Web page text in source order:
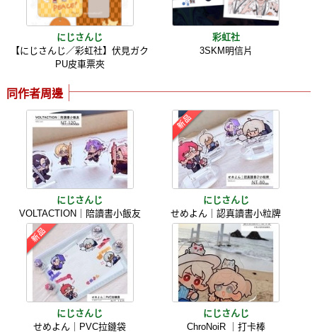
にじさんじ
【にじさんじ／彩虹社】伏見ガク
PU皮車票夾
彩虹社
3SKM明信片
同作者周邊
にじさんじ
VOLTACTION｜陪讀書小飯友
にじさんじ
せめよん｜認真讀書小粒牌
にじさんじ
せめよん｜PVC拉鏈袋
にじさんじ
ChroNoiR ｜打卡棒